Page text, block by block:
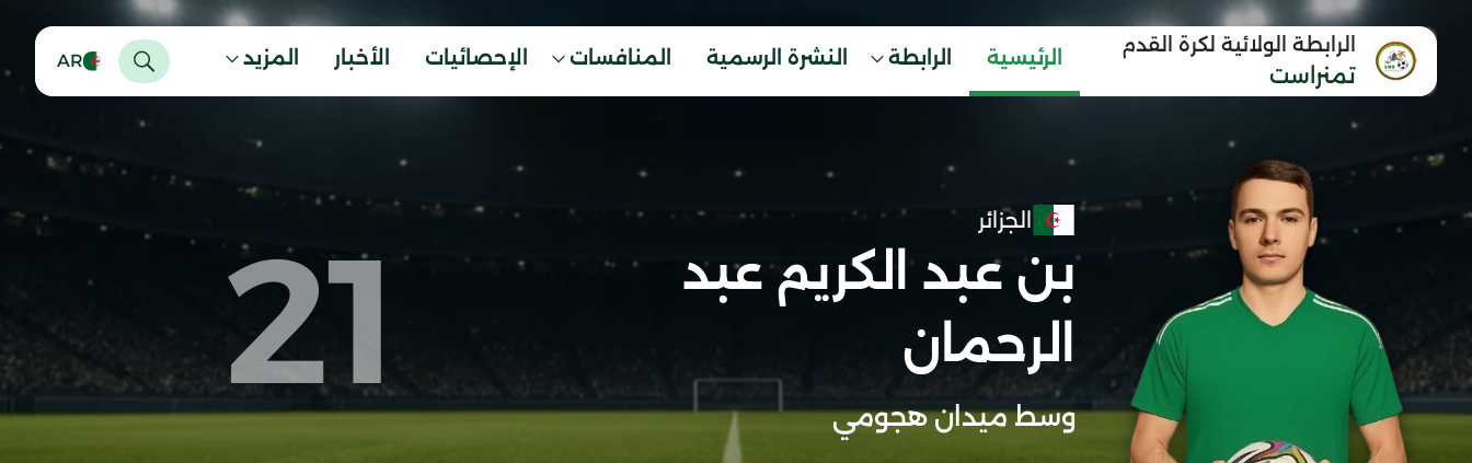
الرابطة الولائية لكرة القدم
تمنراست
الرئيسية الرابطة النشرة الرسمية المنافسات الإحصائيات الأخبار المزيد AR
الجزائر
بن عبد الكريم عبد
الرحمان
وسط ميدان هجومي 21